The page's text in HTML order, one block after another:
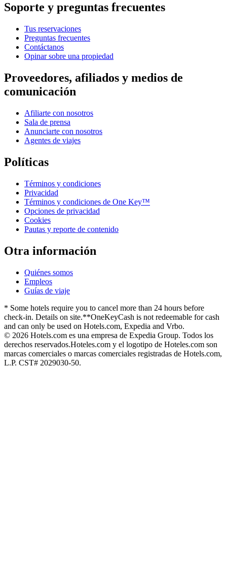
Soporte y preguntas frecuentes
Tus reservaciones
Preguntas frecuentes
Contáctanos
Opinar sobre una propiedad
Proveedores, afiliados y medios de
comunicación
Afiliarte con nosotros
Sala de prensa
Anunciarte con nosotros
Agentes de viajes
Políticas
Términos y condiciones
Privacidad
Términos y condiciones de One Key™
Opciones de privacidad
Cookies
Pautas y reporte de contenido
Otra información
Quiénes somos
Empleos
Guías de viaje
* Some hotels require you to cancel more than 24 hours before
check-in. Details on site.**OneKeyCash is not redeemable for cash
and can only be used on Hotels.com, Expedia and Vrbo.
© 2026 Hotels.com es una empresa de Expedia Group. Todos los
derechos reservados.Hoteles.com y el logotipo de Hoteles.com son
marcas comerciales o marcas comerciales registradas de Hotels.com,
L.P. CST# 2029030-50.